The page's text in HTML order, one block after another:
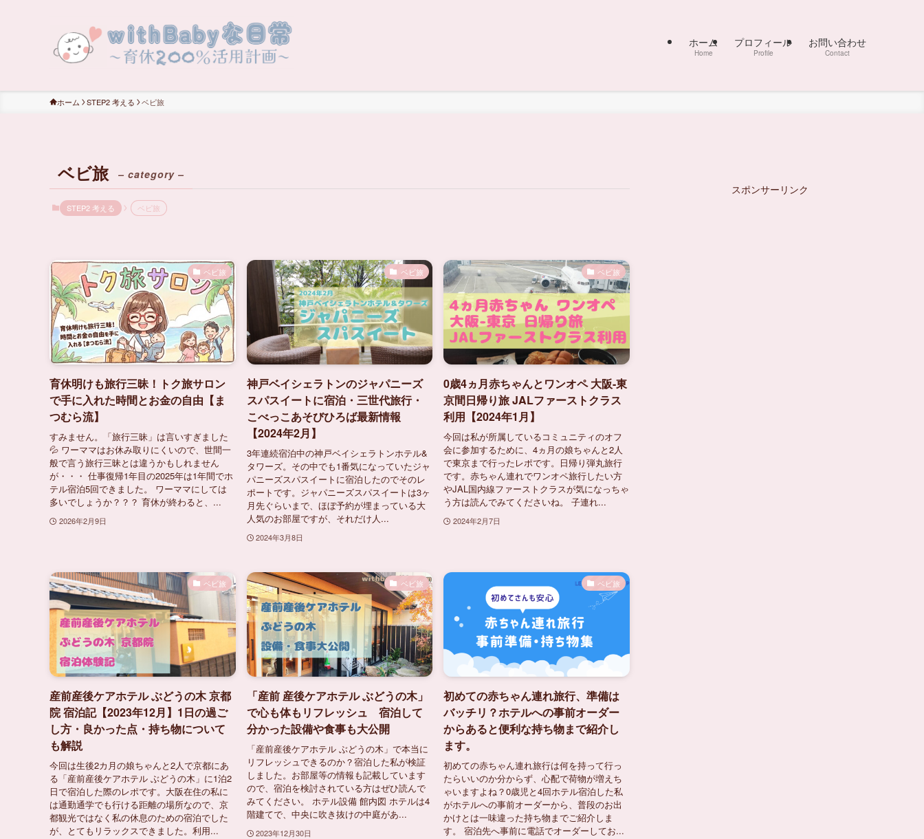
ホーム
Home
プロフィール
Profile
お問い合わせ
Contact
ホーム STEP2 考える ベビ旅
ベビ旅 – category –
STEP2 考える ベビ旅
ベビ旅
育休明けも旅行三昧！トク旅サロン
で手に入れた時間とお金の自由【ま
つむら流】
すみません。「旅行三昧」は言いすぎました
💦 ワーママはお休み取りにくいので、世間一
般で言う旅行三昧とは違うかもしれません
が・・・ 仕事復帰1年目の2025年は1年間でホ
テル宿泊5回できました。 ワーママにしては
多いでしょうか？？？ 育休が終わると、...
2026年2月9日
ベビ旅
神戸ベイシェラトンのジャパニーズ
スパスイートに宿泊・三世代旅行・
こべっこあそびひろば最新情報
【2024年2月】
3年連続宿泊中の神戸ベイシェラトンホテル&
タワーズ。その中でも1番気になっていたジャ
パニーズスパスイートに宿泊したのでそのレ
ポートです。ジャパニーズスパスイートは3ヶ
月先ぐらいまで、ほぼ予約が埋まっている大
人気のお部屋ですが、それだけ人...
2024年3月8日
ベビ旅
0歳4ヵ月赤ちゃんとワンオペ 大阪-東
京間日帰り旅 JALファーストクラス
利用【2024年1月】
今回は私が所属しているコミュニティのオフ
会に参加するために、4ヵ月の娘ちゃんと2人
で東京まで行ったレポです。日帰り弾丸旅行
です。赤ちゃん連れでワンオペ旅行したい方
やJAL国内線ファーストクラスが気になっちゃ
う方は読んでみてくださいね。 子連れ...
2024年2月7日
ベビ旅
産前産後ケアホテル ぶどうの木 京都
院 宿泊記【2023年12月】1日の過ご
し方・良かった点・持ち物について
も解説
今回は生後2カ月の娘ちゃんと2人で京都にあ
る「産前産後ケアホテル ぶどうの木」に1泊2
日で宿泊した際のレポです。大阪在住の私に
は通勤通学でも行ける距離の場所なので、京
都観光ではなく私の休息のための宿泊でした
が、とてもリラックスできました。利用...
ベビ旅
「産前 産後ケアホテル ぶどうの木」
で心も体もリフレッシュ 宿泊して
分かった設備や食事も大公開
「産前産後ケアホテル ぶどうの木」で本当に
リフレッシュできるのか？宿泊した私が検証
しました。お部屋等の情報も記載しています
ので、宿泊を検討されている方はぜひ読んで
みてください。 ホテル設備 館内図 ホテルは4
階建てで、中央に吹き抜けの中庭があ...
2023年12月30日
ベビ旅
初めての赤ちゃん連れ旅行、準備は
バッチリ？ホテルへの事前オーダー
からあると便利な持ち物まで紹介し
ます。
初めての赤ちゃん連れ旅行は何を持って行っ
たらいいのか分からず、心配で荷物が増えち
ゃいますよね？0歳児と4回ホテル宿泊した私
がホテルへの事前オーダーから、普段のお出
かけとは一味違った持ち物までご紹介しま
す。 宿泊先へ事前に電話でオーダーしてお...
スポンサーリンク